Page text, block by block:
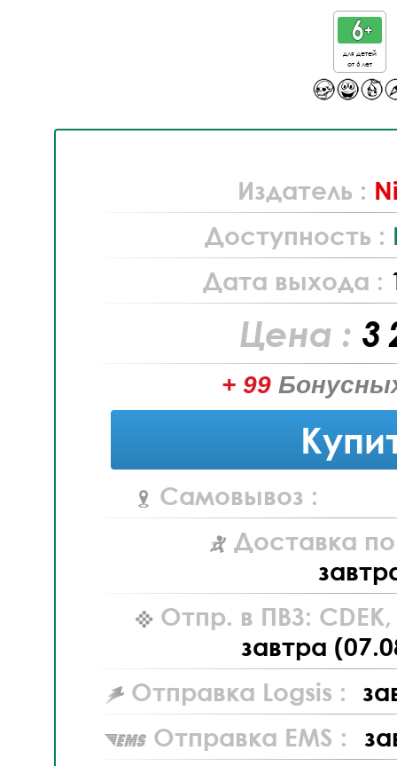
для детей
от 6 лет
Издатель :
Доступность :
Дата выхода :
Цена : 3
+ 99
Самовывоз :
Доставка
Отпр. в ПВЗ: CDEK,
завтра
Отправка Logsis :
Отправка EMS :